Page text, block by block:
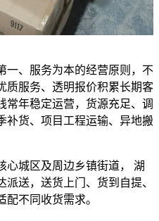
一、服务为本的经营原则，不
质服务、透明报价积累长期客
常年稳定运营，货源充足、调
补货、项目工程运输、异地搬
心城区及周边乡镇街道， 湖
送，送货上门、货到自提、
不同收货需求。